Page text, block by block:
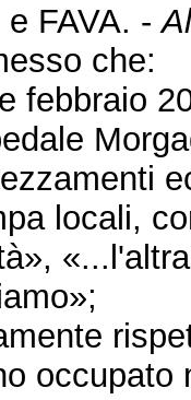
e FAVA. -
che:
febbraio
locali,
occupato